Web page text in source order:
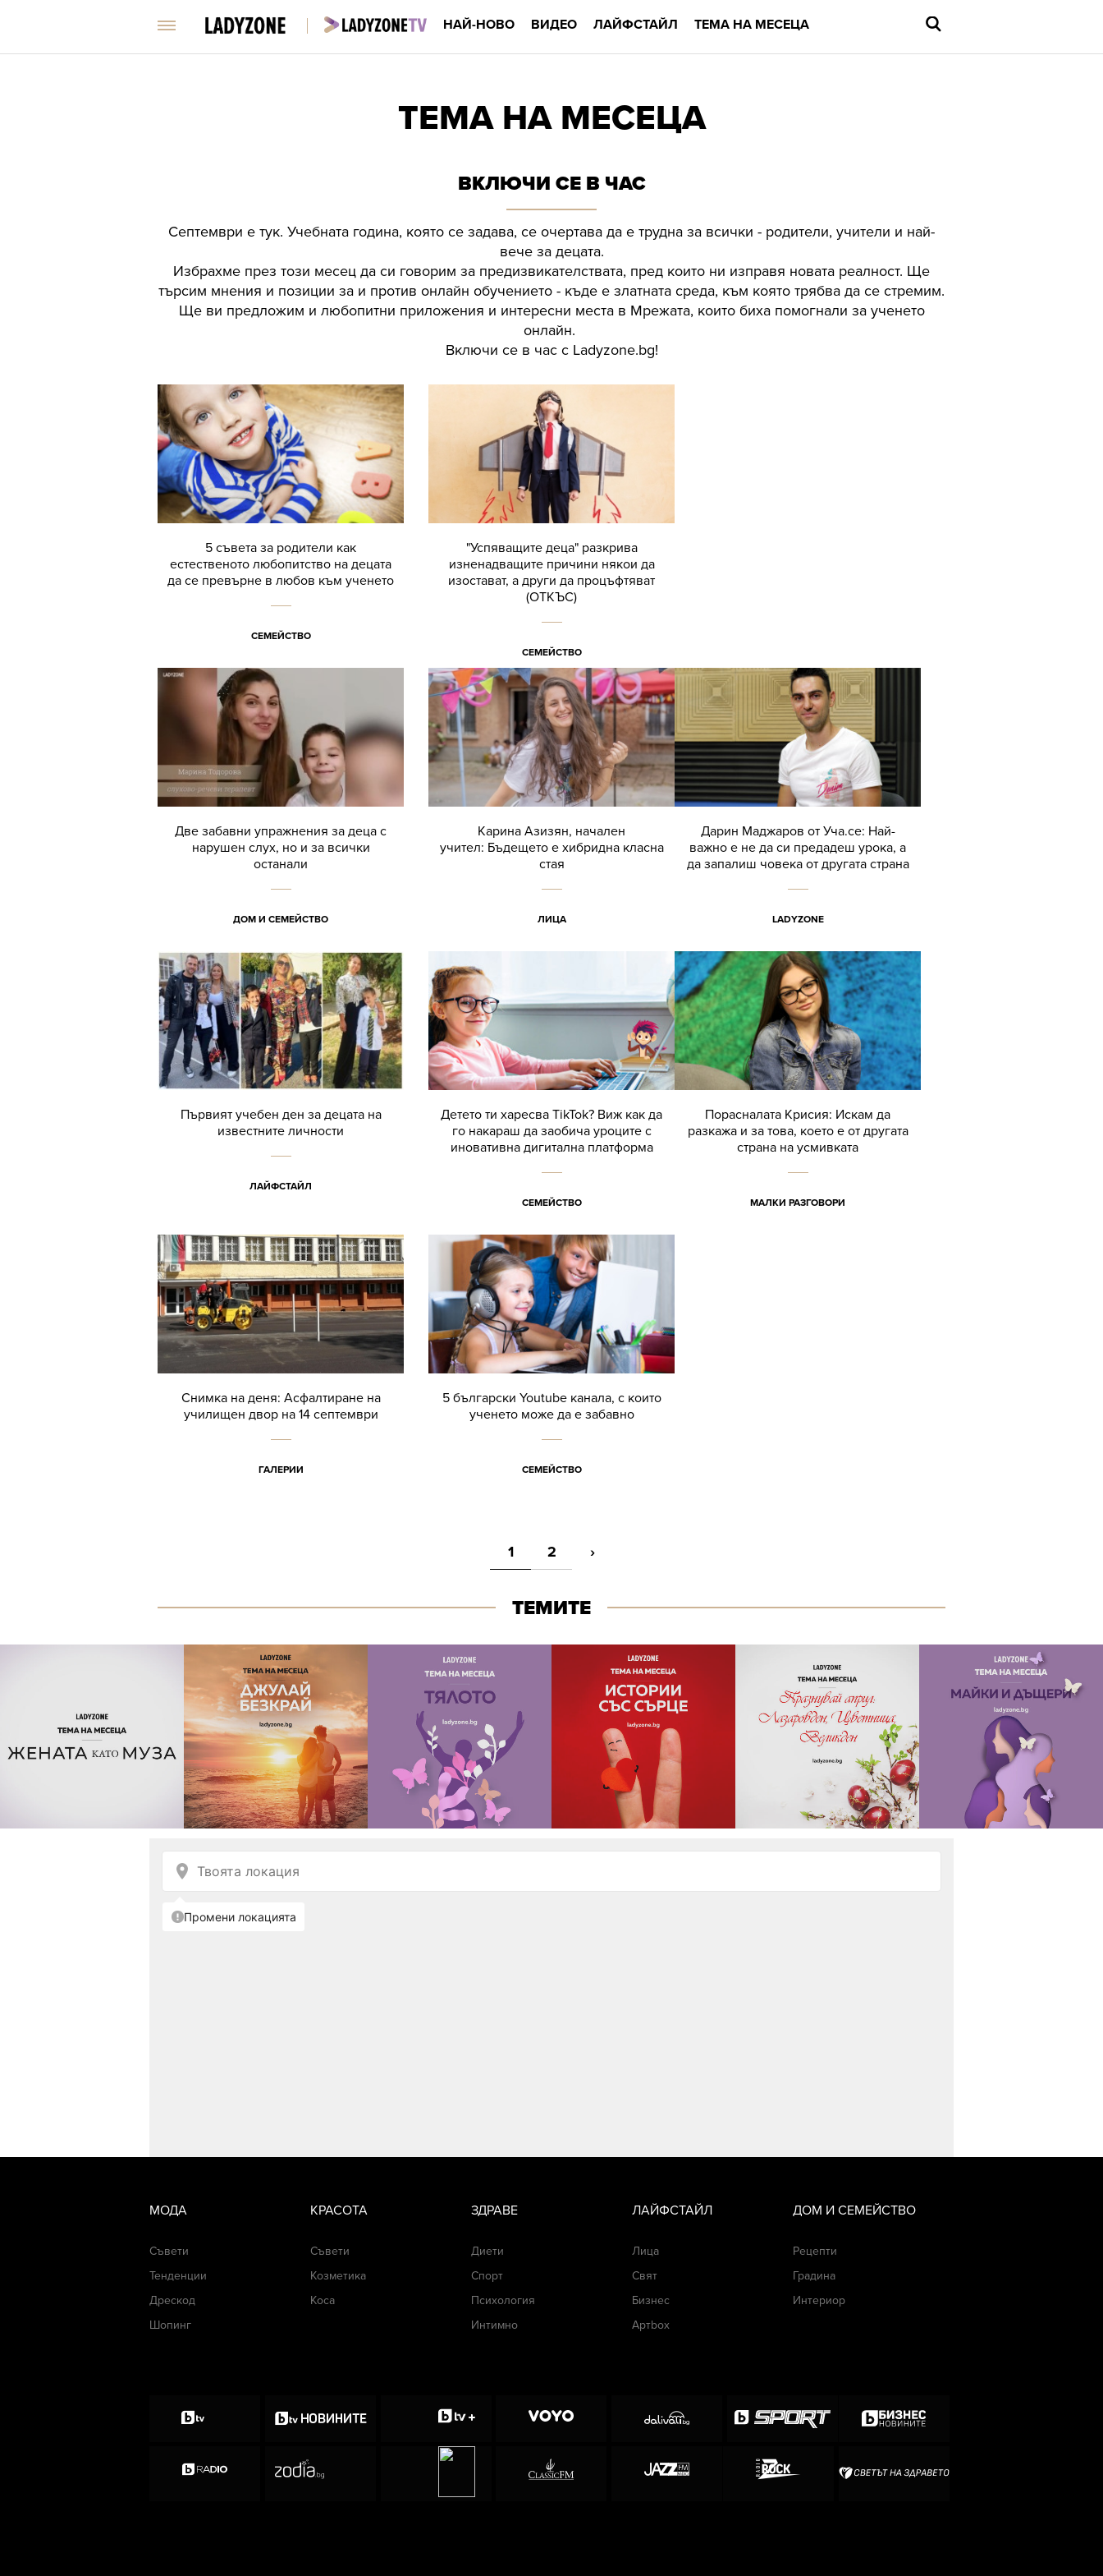
НАЙ-НОВО ВИДЕО ЛАЙФСТАЙЛ ТЕМА НА МЕСЕЦА
Enter
ТЕМА НА МЕСЕЦА
ВКЛЮЧИ СЕ В ЧАС
Септември е тук. Учебната година, която се задава, се очертава да е трудна за всички - родители, учители и най-
вече за децата.
Избрахме през този месец да си говорим за предизвикателствата, пред които ни изправя новата реалност. Ще
търсим мнения и позиции за и против онлайн обучението - къде e златната среда, към която трябва да се стремим.
Ще ви предложим и любопитни приложения и интересни места в Мрежата, които биха помогнали за ученето
онлайн.
Включи се в час с Ladyzone.bg!
5 съвета за родители как
естественото любопитство на децата
да се превърне в любов към ученето
СЕМЕЙСТВО
"Успяващите деца" разкрива
изненадващите причини някои да
изостават, а други да процъфтяват
(ОТКЪС)
СЕМЕЙСТВО
Две забавни упражнения за деца с
нарушен слух, но и за всички
останали
ДОМ И СЕМЕЙСТВО
Карина Азизян, начален
учител: Бъдещето е хибридна класна
стая
ЛИЦА
Дарин Маджаров от Уча.се: Най-
важно е не да си предадеш урока, а
да запалиш човека от другата страна
LADYZONE
Първият учебен ден за децата на
известните личности
ЛАЙФСТАЙЛ
Детето ти харесва TikTok? Виж как да
го накараш да заобича уроците с
иновативна дигитална платформа
СЕМЕЙСТВО
Порасналата Крисия: Искам да
разкажа и за това, което е от другата
страна на усмивката
МАЛКИ РАЗГОВОРИ
Снимка на деня: Асфалтиране на
училищен двор на 14 септември
ГАЛЕРИИ
5 български Youtube канала, с които
ученето може да е забавно
СЕМЕЙСТВО
1 2 ›
ТЕМИТЕ
МОДА
Съвети
Тенденции
Дрескод
Шопинг
КРАСОТА
Съвети
Козметика
Коса
ЗДРАВЕ
Диети
Спорт
Психология
Интимно
ЛАЙФСТАЙЛ
Лица
Свят
Бизнес
Артbox
ДОМ И СЕМЕЙСТВО
Рецепти
Градина
Интериор